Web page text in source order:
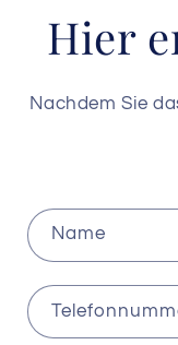
Hier
Nachdem Sie
K
o
n
t
Name